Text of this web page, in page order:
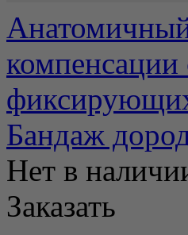
фиксирующих
Бандаж
Нет в
Заказать